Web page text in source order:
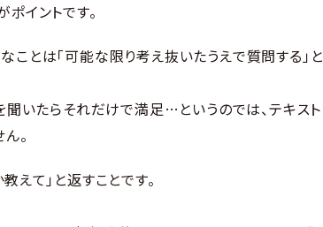
イントです。
とは「可能な限り考え抜いたうえで質問する」と
聞いたらそれだけで満足…というのでは、テキスト
。
て」と返すことです。